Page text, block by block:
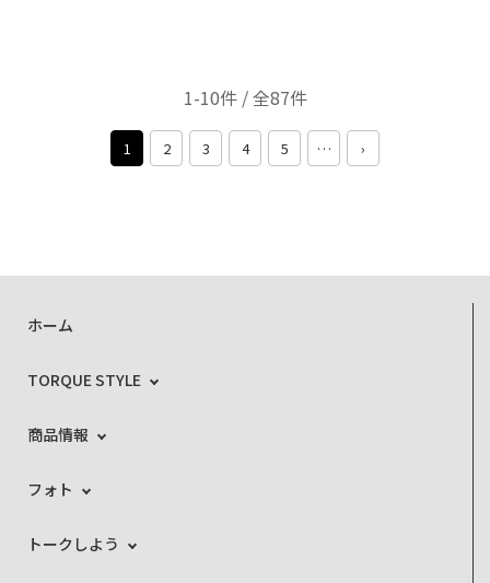
1-10件 / 全87件
1 2 3 4 5 … ›
ホーム
TORQUE STYLE
商品情報
フォト
トークしよう